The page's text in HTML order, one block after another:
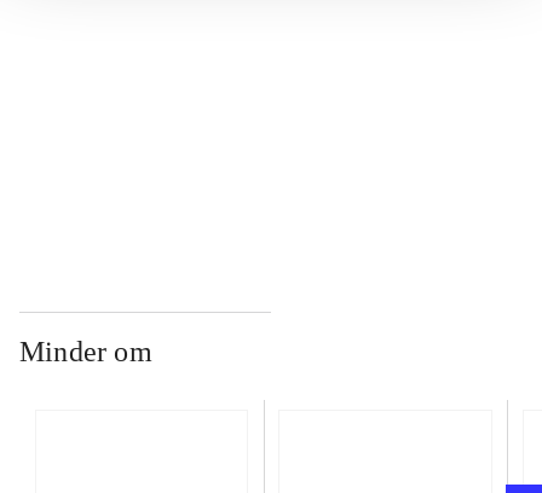
Minder om